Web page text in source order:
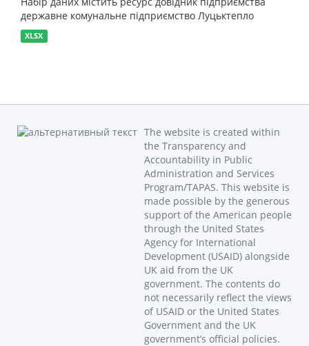
державне комунальне підприємство Луцьктепло
XLSX
The website is created within
the Transparency and
Accountability in Public
Administration and Services
Program/TAPAS. This website is
made possible by the generous
support of the American people
through the United States
Agency for International
Development (USAID) alongside
UK aid from the UK
government. The contents do
not necessarily reflect the views
of USAID or the United States
Government and the UK
government’s official policies.